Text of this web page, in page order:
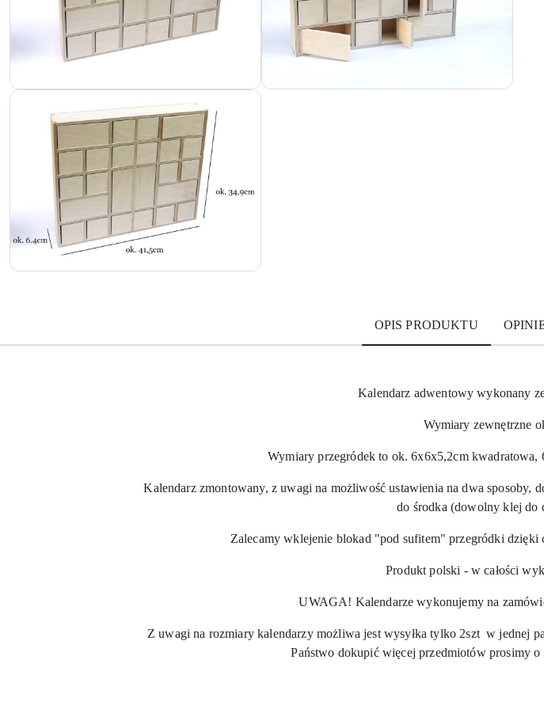
OPIS PRODUKTU
Kalendarz adwentowy wykonany
Wymiary zewnętrzne
Wymiary przegródek to ok. 6x6x5,2cm
Kalendarz zmontowany, z uwagi na możliwość ustawienia na dwa
do środka (dowolny klej do
Zalecamy wklejenie blokad "pod sufitem" przegródki
Produkt polski - w całości
UWAGA! Kalendarze wykonujemy na
Z uwagi na rozmiary kalendarzy możliwa jest wysyłka tylko 2szt w jednej
Państwo dokupić więcej przedmiotów prosimy